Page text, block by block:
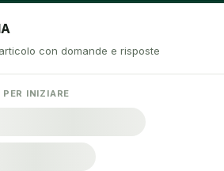
con domande e risposte
INIZIARE